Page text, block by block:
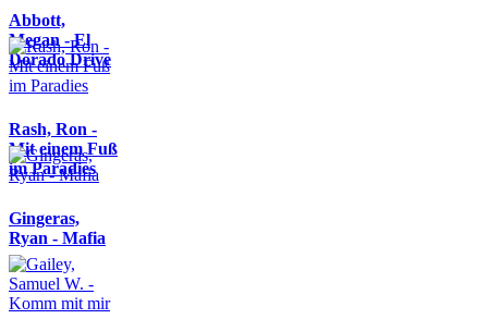
Abbott,
Megan - El
Dorado Drive
Rash, Ron -
Mit einem Fuß
im Paradies
Gingeras,
Ryan - Mafia